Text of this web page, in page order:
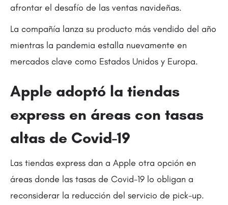
afrontar el desafío de las ventas navideñas.
La compañía lanza su producto más vendido del año
mientras la pandemia estalla nuevamente en
mercados clave como Estados Unidos y Europa.
Apple adoptó la tiendas
express en áreas con tasas
altas de Covid-19
Las tiendas express dan a Apple otra opción en
áreas donde las tasas de Covid-19 lo obligan a
reconsiderar la reducción del servicio de pick-up.